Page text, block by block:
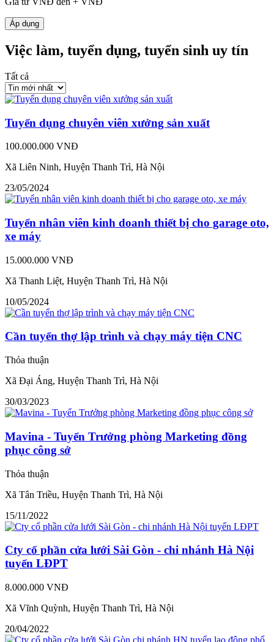
Áp dụng
Việc làm, tuyển dụng, tuyển sinh uy tín
Tất cả
Tuyển dụng chuyên viên xưởng sản xuất
100.000.000 VNĐ
Xã Liên Ninh, Huyện Thanh Trì, Hà Nội
23/05/2024
Tuyển nhân viên kinh doanh thiết bị cho garage oto,
xe máy
15.000.000 VNĐ
Xã Thanh Liệt, Huyện Thanh Trì, Hà Nội
10/05/2024
Cần tuyển thợ lập trình và chạy máy tiện CNC
Thỏa thuận
Xã Đại Áng, Huyện Thanh Trì, Hà Nội
30/03/2023
Mavina - Tuyển Trưởng phòng Marketing đồng
phục công sở
Thỏa thuận
Xã Tân Triều, Huyện Thanh Trì, Hà Nội
15/11/2022
Cty cổ phần cửa lưới Sài Gòn - chi nhánh Hà Nội
tuyển LĐPT
8.000.000 VNĐ
Xã Vĩnh Quỳnh, Huyện Thanh Trì, Hà Nội
20/04/2022